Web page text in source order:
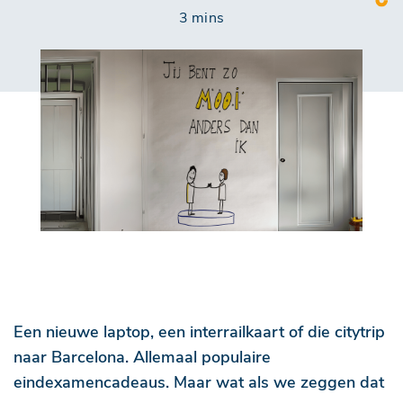
3 mins
Een nieuwe laptop, een interrailkaart of die citytrip
naar Barcelona. Allemaal populaire
eindexamencadeaus. Maar wat als we zeggen dat